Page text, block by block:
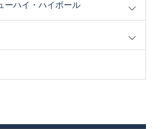
ーハイ・ハイボール